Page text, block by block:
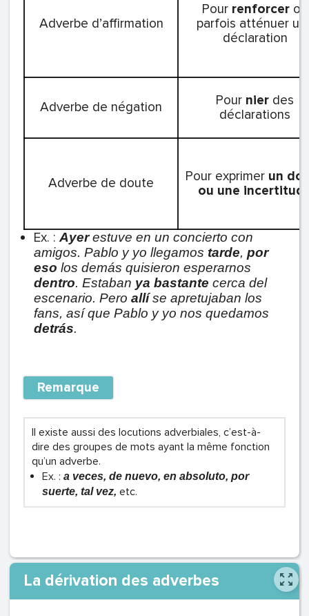
Adverbe d’affirmation
Pour renforcer ou
parfois atténuer
déclaration
Adverbe de négation Pour nier des
déclarations
Adverbe de doute Pour exprimer un
ou une
Ex. :Ayerestuve en un concierto con
amigos. Pablo y yo llegamos tarde, por
eso los demás quisieron esperarnos
dentro. Estaban ya bastante cerca del
escenario. Pero allíse apretujaban los
fans, así que Pablo y yo nos quedamos
detrás.
Remarque
Il existe aussi des locutions adverbiales, c’est-à-
dire des groupes de mots ayant la même fonction
qu’un adverbe.
Ex. : a veces, de nuevo, en absoluto, por
suerte, tal vez, etc.
La dérivation des adverbes